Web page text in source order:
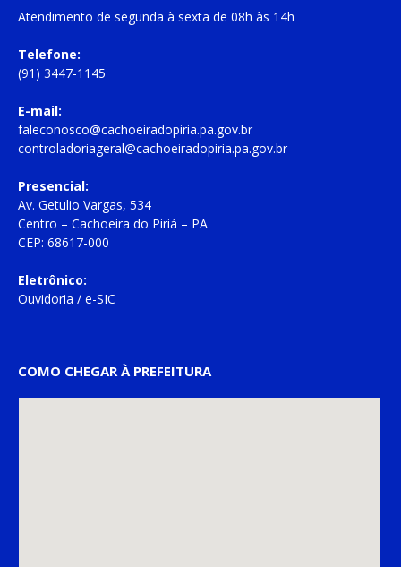
Atendimento de segunda à sexta de 08h às 14h
Telefone:
(91) 3447-1145
E-mail:
faleconosco@cachoeiradopiria.pa.gov.br
controladoriageral@cachoeiradopiria.pa.gov.br
Presencial:
Av. Getulio Vargas, 534
Centro – Cachoeira do Piriá – PA
CEP: 68617-000
Eletrônico:
Ouvidoria / e-SIC
COMO CHEGAR À PREFEITURA